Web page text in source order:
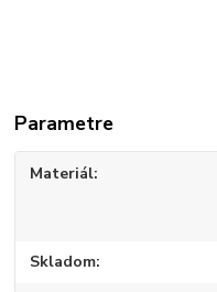
Parametre
Materiál
Skladom